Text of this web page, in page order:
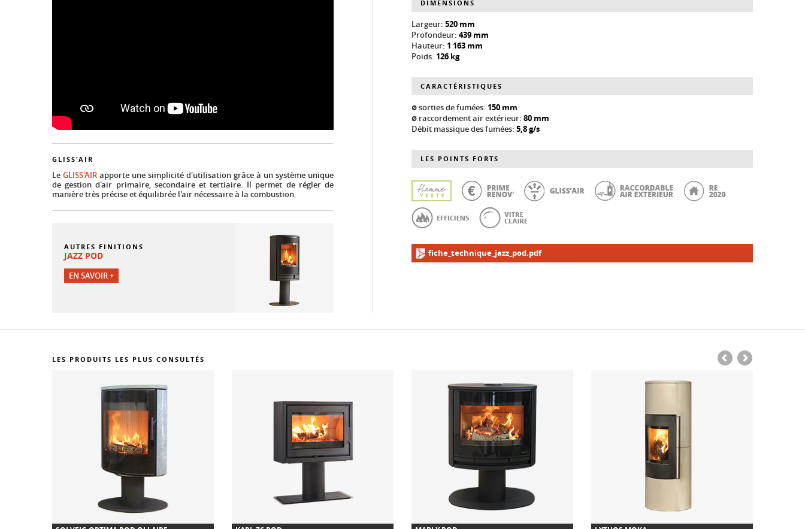
GLISS'AIR
Le GLISS'AIR apporte une simplicité d'utilisation grâce à un système unique
de gestion d'air primaire, secondaire et tertiaire. Il permet de régler de
manière très précise et équilibrée l'air nécessaire à la combustion.
AUTRES FINITIONS
JAZZ POD
EN SAVOIR +
DIMENSIONS
Largeur: 520 mm
Profondeur: 439 mm
Hauteur: 1 163 mm
Poids: 126 kg
CARACTÉRISTIQUES
ø sorties de fumées: 150 mm
ø raccordement air extérieur: 80 mm
Débit massique des fumées: 5,8 g/s
LES POINTS FORTS
fiche_technique_jazz_pod.pdf
LES PRODUITS LES PLUS CONSULTÉS